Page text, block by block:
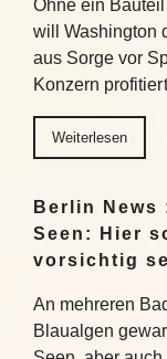
Ohne ein
will Washington
aus Sorge vor
Konzern
Weiterlesen
Berlin
Seen: Hier
vorsichtig
An mehreren
Blaualgen